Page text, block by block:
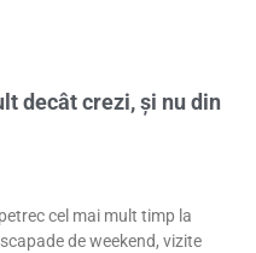
decât crezi, și nu din
cel mai mult timp la
de weekend, vizite